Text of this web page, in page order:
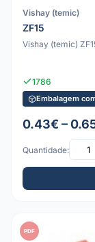
Vishay (temic)
ZF15
Vishay (temic)
1786
Embalagem
0.43€ –
Quantidade:
PDF